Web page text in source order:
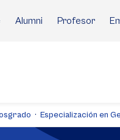
Alumni Profesor
Especialización en